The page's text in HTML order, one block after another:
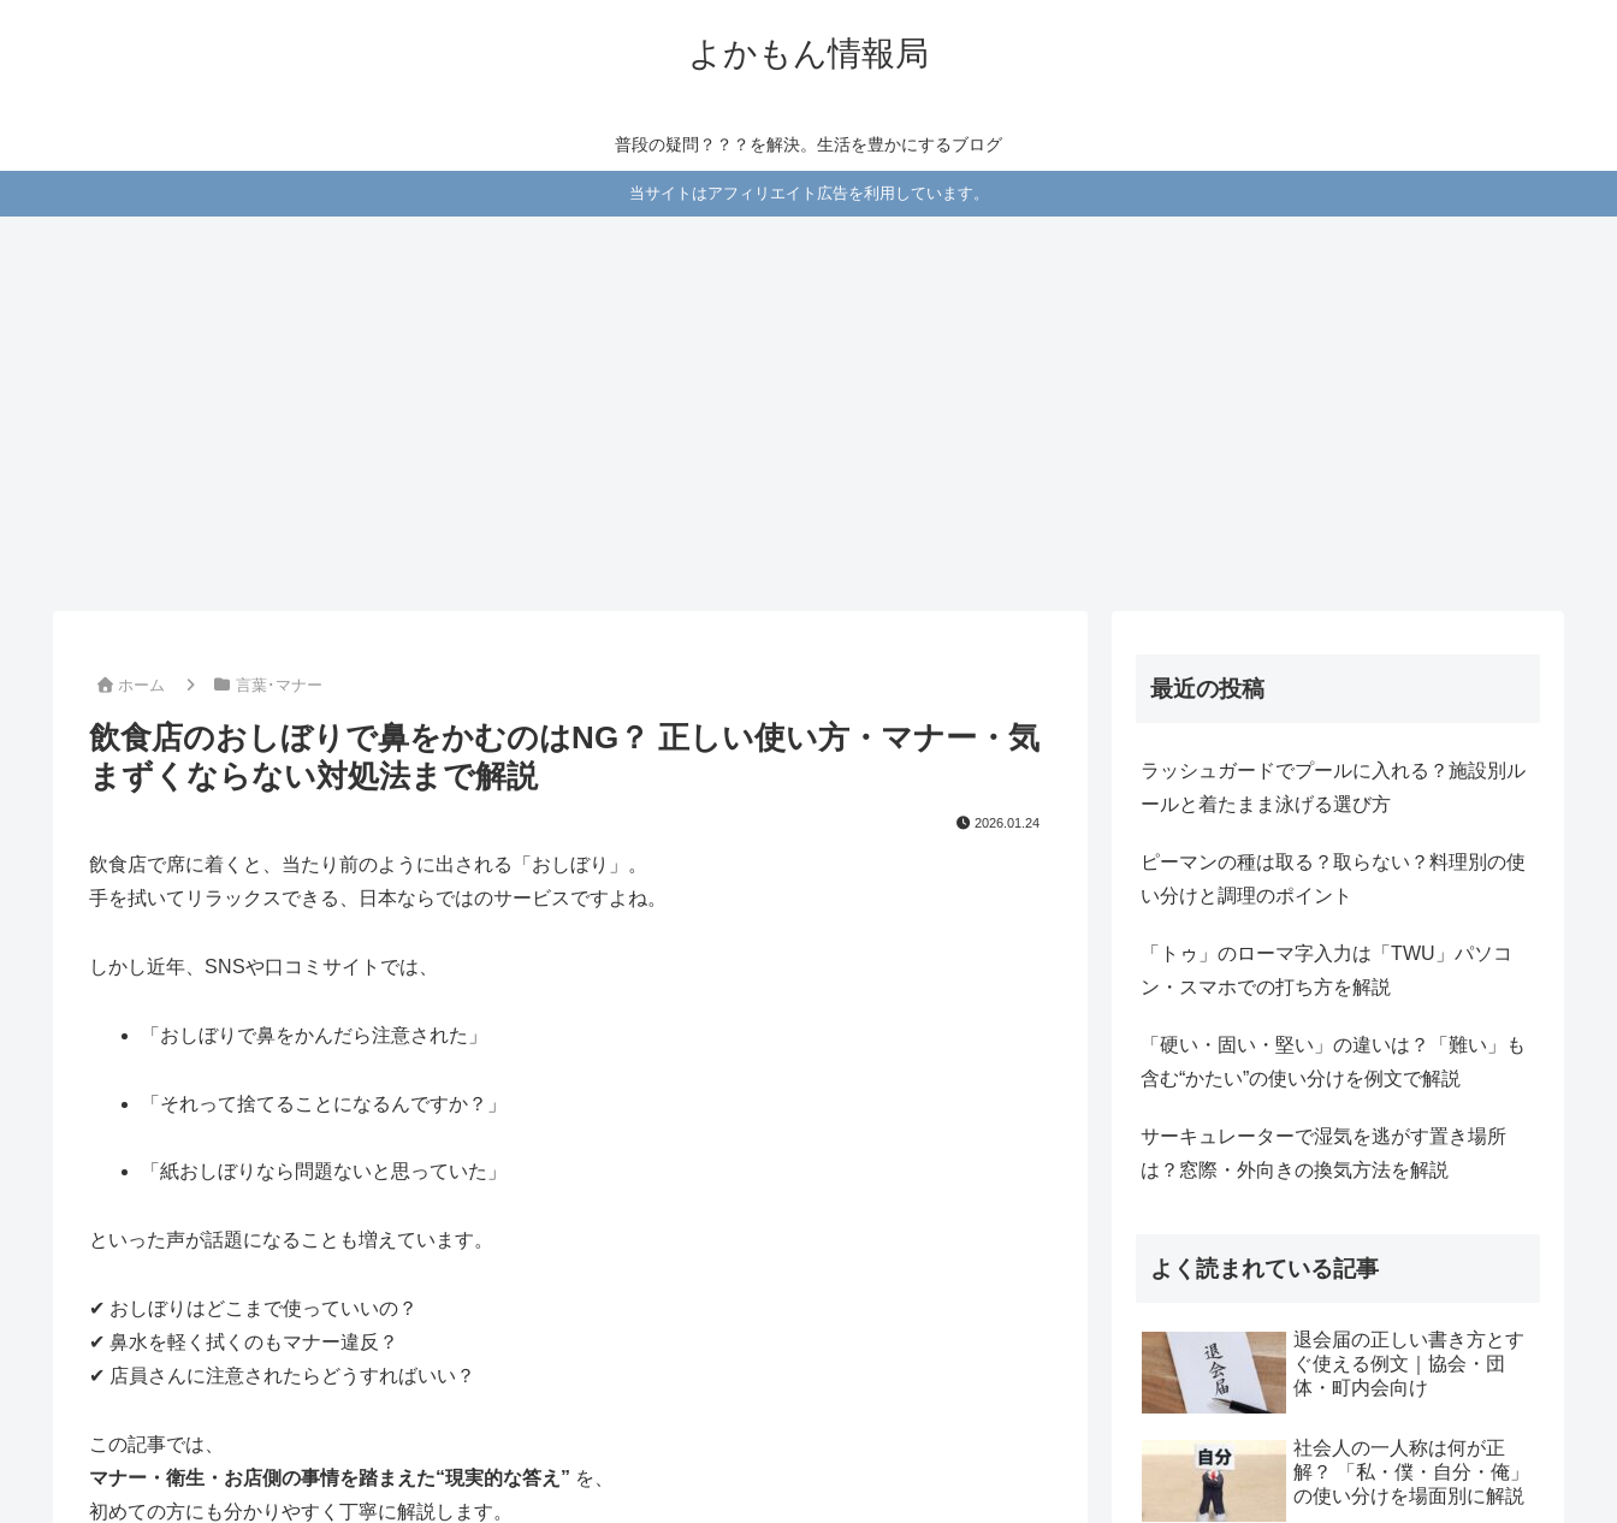
よかもん情報局
普段の疑問？？？を解決。生活を豊かにするブログ
当サイトはアフィリエイト広告を利用しています。
ホーム 言葉･マナー
飲食店のおしぼりで鼻をかむのはNG？ 正しい使い方・マナー・気
まずくならない対処法まで解説
2026.01.24
飲食店で席に着くと、当たり前のように出される「おしぼり」。
手を拭いてリラックスできる、日本ならではのサービスですよね。
しかし近年、SNSや口コミサイトでは、
「おしぼりで鼻をかんだら注意された」
「それって捨てることになるんですか？」
「紙おしぼりなら問題ないと思っていた」
といった声が話題になることも増えています。
✔ おしぼりはどこまで使っていいの？
✔ 鼻水を軽く拭くのもマナー違反？
✔ 店員さんに注意されたらどうすればいい？
この記事では、
マナー・衛生・お店側の事情を踏まえた“現実的な答え” を、
初めての方にも分かりやすく丁寧に解説します。
最近の投稿
ラッシュガードでプールに入れる？施設別ル
ールと着たまま泳げる選び方
ピーマンの種は取る？取らない？料理別の使
い分けと調理のポイント
「トゥ」のローマ字入力は「TWU」パソコ
ン・スマホでの打ち方を解説
「硬い・固い・堅い」の違いは？「難い」も
含む“かたい”の使い分けを例文で解説
サーキュレーターで湿気を逃がす置き場所
は？窓際・外向きの換気方法を解説
よく読まれている記事
退会届の正しい書き方とす
ぐ使える例文｜協会・団
体・町内会向け
社会人の一人称は何が正
解？ 「私・僕・自分・俺」
の使い分けを場面別に解説